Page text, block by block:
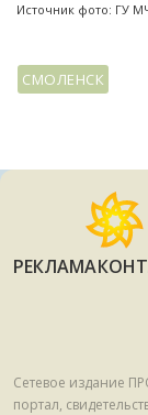
Источник фото: ГУ
СМОЛЕНСК
РЕКЛАМА
Сетевое издание
портал,